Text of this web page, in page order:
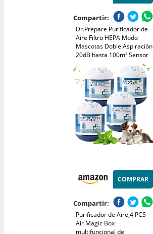
Compartir:
Dr.Prepare Purificador de
Aire Filtro HEPA Modo
Mascotas Doble Aspiración
20dB hasta 100m² Sensor
Calidad Aire PM2,5 Modo
Noche para Dormitorio,
Oficina, Apartamentos
COMPRAR
Compartir:
Purificador de Aire,4 PCS
Air Magic Box
multifuncional de